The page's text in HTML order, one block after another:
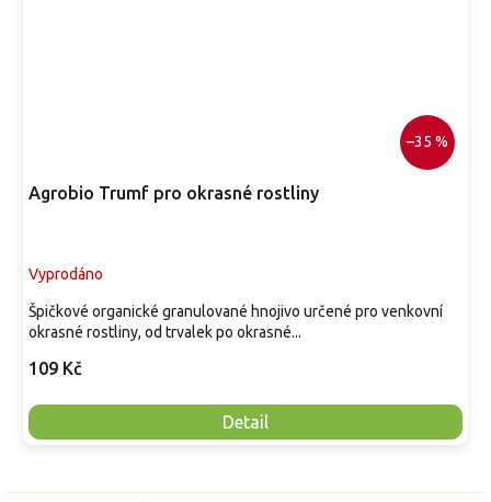
–35 %
Agrobio Trumf pro okrasné rostliny
Vyprodáno
109 Kč
Detail
Špičkové organické granulované hnojivo určené pro venkovní
okrasné rostliny, od trvalek po okrasné...